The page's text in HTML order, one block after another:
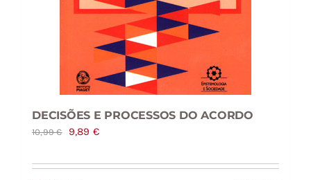
DECISÕES E PROCESSOS DO ACORDO
10,99€
O
original
9,89 €O
atual